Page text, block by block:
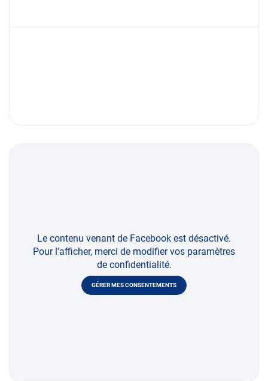
Le contenu venant de Facebook est désactivé.
Pour l'afficher, merci de modifier vos paramètres
de confidentialité.
GÉRER MES CONSENTEMENTS